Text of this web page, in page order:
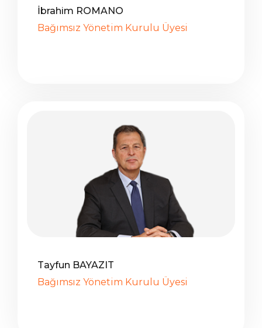
İbrahim ROMANO
Bağımsız Yönetim Kurulu Üyesi
Tayfun BAYAZIT
Bağımsız Yönetim Kurulu Üyesi